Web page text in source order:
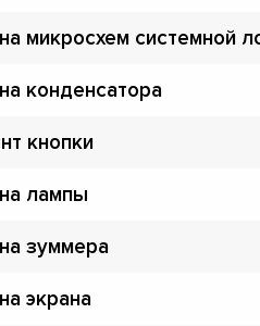
микросхем системной
конденсатора
кнопки
лампы
зуммера
экрана